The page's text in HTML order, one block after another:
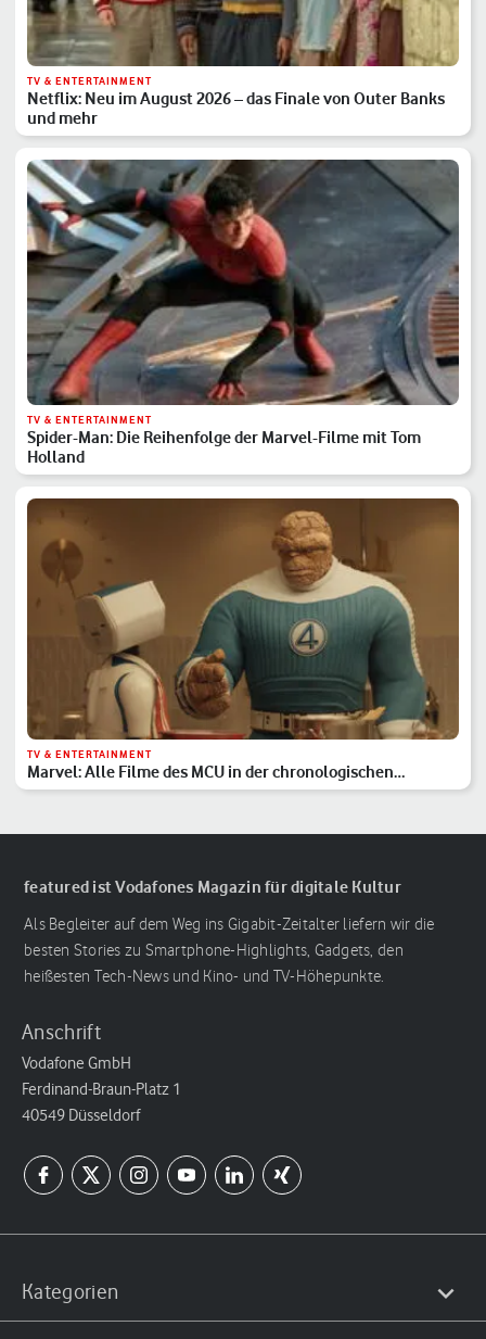
TV & ENTERTAINMENT
Netflix: Neu im August 2026 – das Finale von Outer Banks
und mehr
TV & ENTERTAINMENT
Spider-Man: Die Reihenfolge der Marvel-Filme mit Tom
Holland
TV & ENTERTAINMENT
Marvel: Alle Filme des MCU in der chronologischen
Reihenfolge
featured ist Vodafones Magazin für digitale Kultur
Als Begleiter auf dem Weg ins Gigabit-Zeitalter liefern wir die
besten Stories zu Smartphone-Highlights, Gadgets, den
heißesten Tech-News und Kino- und TV-Höhepunkte.
Anschrift
Vodafone GmbH
Ferdinand-Braun-Platz 1
40549 Düsseldorf
Kategorien